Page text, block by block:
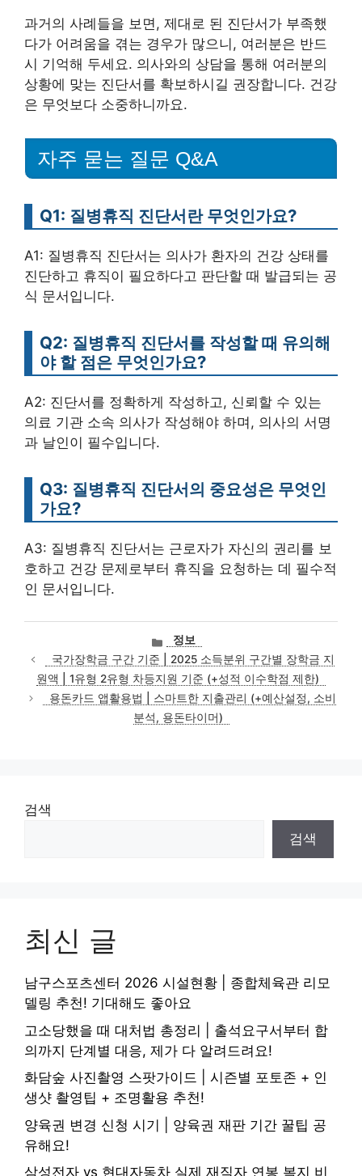
과거의 사례들을 보면, 제대로 된 진단서가 부족했
다가 어려움을 겪는 경우가 많으니, 여러분은 반드
시 기억해 두세요. 의사와의 상담을 통해 여러분의
상황에 맞는 진단서를 확보하시길 권장합니다. 건강
은 무엇보다 소중하니까요.
자주 묻는 질문 Q&A
Q1: 질병휴직 진단서란 무엇인가요?
A1: 질병휴직 진단서는 의사가 환자의 건강 상태를
진단하고 휴직이 필요하다고 판단할 때 발급되는 공
식 문서입니다.
Q2: 질병휴직 진단서를 작성할 때 유의해
야 할 점은 무엇인가요?
A2: 진단서를 정확하게 작성하고, 신뢰할 수 있는
의료 기관 소속 의사가 작성해야 하며, 의사의 서명
과 날인이 필수입니다.
Q3: 질병휴직 진단서의 중요성은 무엇인
가요?
A3: 질병휴직 진단서는 근로자가 자신의 권리를 보
호하고 건강 문제로부터 휴직을 요청하는 데 필수적
인 문서입니다.
카
테
고
리
정보
국가장학금 구간 기준 | 2025 소득분위 구간별 장학금 지
원액 | 1유형 2유형 차등지원 기준 (+성적 이수학점 제한)
용돈카드 앱활용법 | 스마트한 지출관리 (+예산설정, 소비
분석, 용돈타이머)
검색
검색
최신 글
남구스포츠센터 2026 시설현황 | 종합체육관 리모
델링 추천! 기대해도 좋아요
고소당했을 때 대처법 총정리 | 출석요구서부터 합
의까지 단계별 대응, 제가 다 알려드려요!
화담숲 사진촬영 스팟가이드 | 시즌별 포토존 + 인
생샷 촬영팁 + 조명활용 추천!
양육권 변경 신청 시기 | 양육권 재판 기간 꿀팁 공
유해요!
삼성전자 vs 현대자동차 실제 재직자 연봉 복지 비